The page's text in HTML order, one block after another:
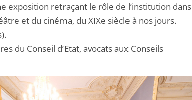
exposition retraçant le rôle de l’institution dans
et du cinéma, du XIXe siècle à nos jours.
du Conseil d’Etat, avocats aux Conseils